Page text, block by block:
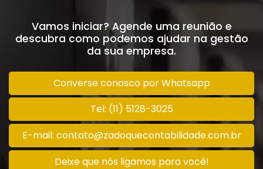
Vamos iniciar? Agende uma reunião e
descubra como podemos ajudar na gestão
da sua empresa.
Converse conosco por Whatsapp
Tel: (11) 5128-3025
E-mail: contato@zadoquecontabilidade.com.br
Deixe que nós ligamos para você!